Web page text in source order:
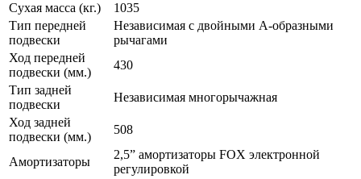
Сухая масса (кг.)
1035
Тип передней
подвески
Независимая с двойными А-образными
рычагами
Ход передней
подвески (мм.)
430
Тип задней
подвески
Независимая многорычажная
Ход задней
подвески (мм.)
508
Амортизаторы
2,5” амортизаторы FOX электронной
регулировкой